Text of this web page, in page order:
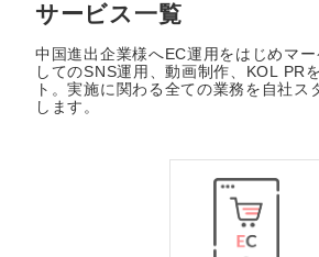
サービス一覧
中国進出企業様へEC運用をはじめマ
してのSNS運用、動画制作、KOL PR
ト。実施に関わる全ての業務を自社ス
します。